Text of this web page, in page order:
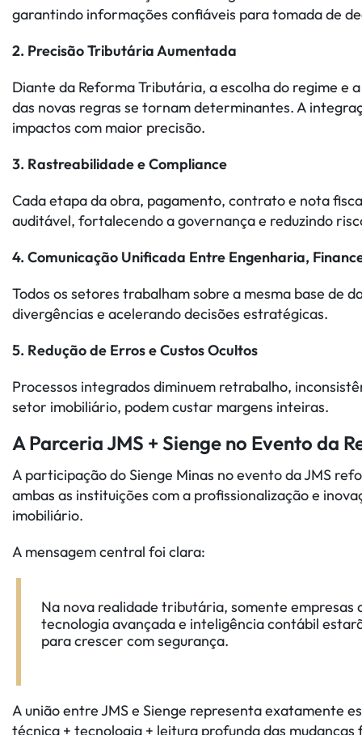
garantindo informações confiáveis para tomada de
2. Precisão Tributária Aumentada
Diante da Reforma Tributária, a escolha do regime e
das novas regras se tornam determinantes. A
impactos com maior precisão.
3. Rastreabilidade e Compliance
Cada etapa da obra, pagamento, contrato e nota
auditável, fortalecendo a governança e reduzindo
4. Comunicação Unificada Entre Engenharia,
Todos os setores trabalham sobre a mesma base de
divergências e acelerando decisões estratégicas.
5. Redução de Erros e Custos Ocultos
Processos integrados diminuem retrabalho,
setor imobiliário, podem custar margens inteiras.
A Parceria JMS + Sienge no Evento da
A participação do Sienge Minas no evento da JMS
ambas as instituições com a profissionalização e
imobiliário.
A mensagem central foi clara:
Na nova realidade tributária, somente empresas
tecnologia avançada e inteligência contábil
para crescer com segurança.
A união entre JMS e Sienge representa exatamente
técnica + tecnologia + leitura profunda das mudanças